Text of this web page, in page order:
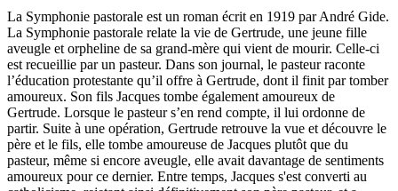
La Symphonie pastorale est un roman écrit en 1919 par André Gide.
La Symphonie pastorale relate la vie de Gertrude, une jeune fille
aveugle et orpheline de sa grand-mère qui vient de mourir. Celle-ci
est recueillie par un pasteur. Dans son journal, le pasteur raconte
l’éducation protestante qu’il offre à Gertrude, dont il finit par tomber
amoureux. Son fils Jacques tombe également amoureux de
Gertrude. Lorsque le pasteur s’en rend compte, il lui ordonne de
partir. Suite à une opération, Gertrude retrouve la vue et découvre le
père et le fils, elle tombe amoureuse de Jacques plutôt que du
pasteur, même si encore aveugle, elle avait davantage de sentiments
amoureux pour ce dernier. Entre temps, Jacques s'est converti au